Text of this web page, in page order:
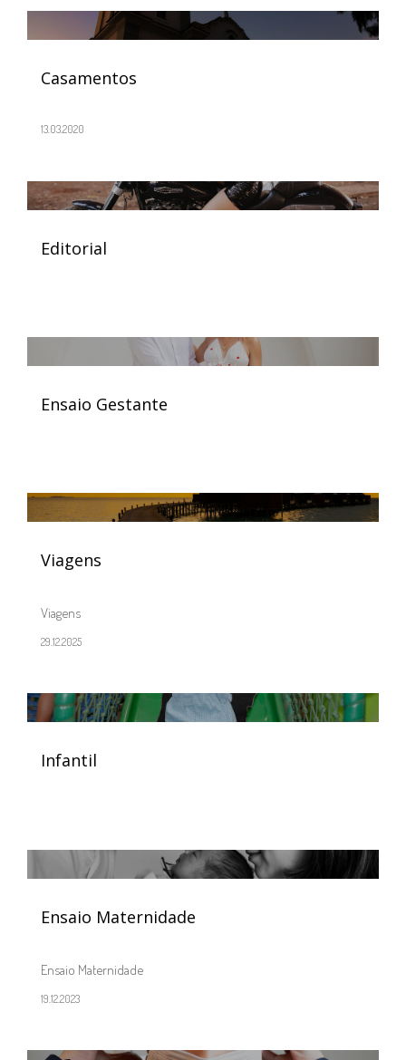
Casamentos
13.03.2020
Editorial
Ensaio Gestante
Viagens
Viagens
29.12.2025
Infantil
Ensaio Maternidade
Ensaio Maternidade
19.12.2023